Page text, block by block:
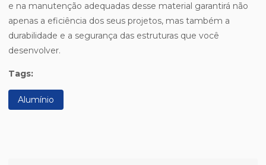
e na manutenção adequadas desse material garantirá não
apenas a eficiência dos seus projetos, mas também a
durabilidade e a segurança das estruturas que você
desenvolver.
Tags:
Alumínio